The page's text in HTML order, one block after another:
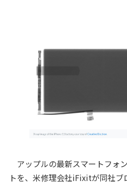
アップルの最新スマートフォ
トを、米修理会社iFixitが同社ブ